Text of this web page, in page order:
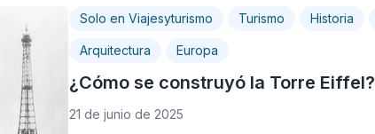
Solo en Viajesyturismo Turismo Historia
Arquitectura Europa
¿Cómo se construyó la Torre Eiffel?
21 de junio de 2025